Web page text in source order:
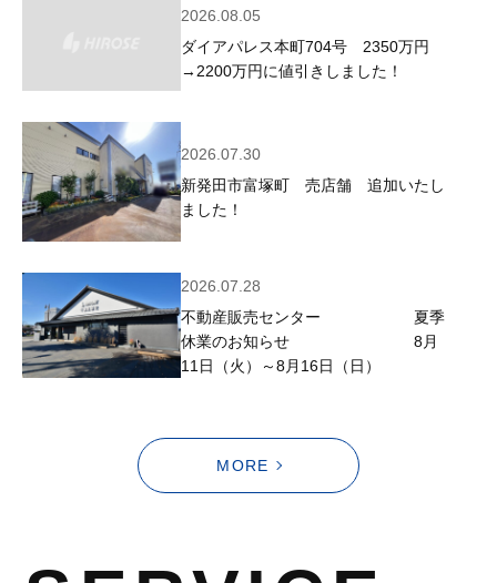
2026.08.05
ダイアパレス本町704号 2350万円
→2200万円に値引きしました！
2026.07.30
新発田市富塚町 売店舗 追加いたし
ました！
2026.07.28
不動産販売センター 夏季
休業のお知らせ 8月
11日（火）～8月16日（日）
MORE